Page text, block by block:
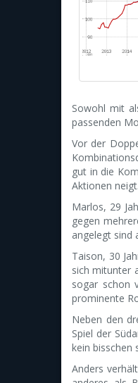
Sowohl mit
passenden
Vor der
gut in die
Aktionen neigt.
Marlos, 29
gegen
angelegt sind
Taison, 30
sich mitunter
sogar schon
prominente
Neben den
Spiel der
kein bisschen
Anders